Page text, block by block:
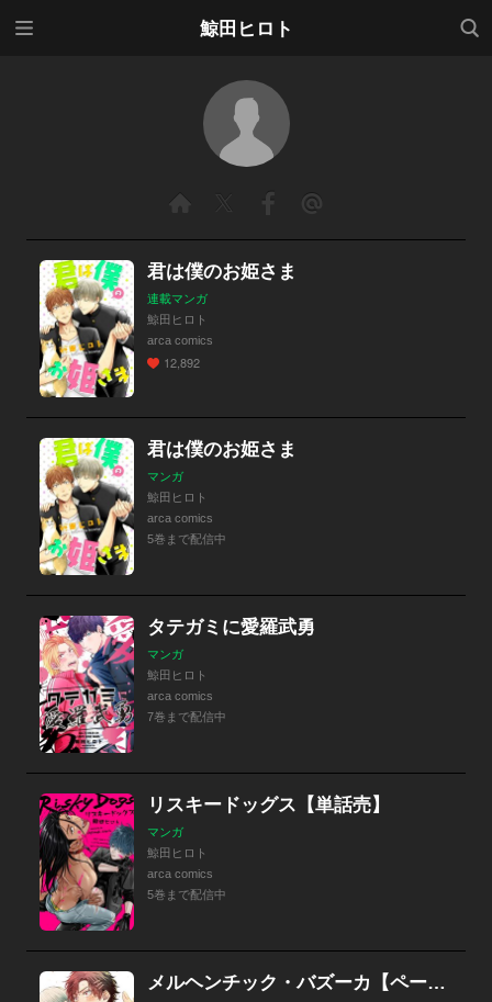
鯨田ヒロト
検索
君は僕のお姫さま
連載マンガ
鯨田ヒロト
arca comics
12,892
君は僕のお姫さま
マンガ
鯨田ヒロト
arca comics
5巻まで配信中
タテガミに愛羅武勇
マンガ
鯨田ヒロト
arca comics
7巻まで配信中
リスキードッグス【単話売】
マンガ
鯨田ヒロト
arca comics
5巻まで配信中
メルヘンチック・バズーカ【ペーパー付】【電子限定ペーパー付】